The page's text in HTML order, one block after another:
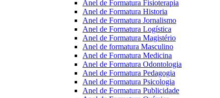
Anel de Formatura Fisioterapia
Anel de Formatura Historia
Anel de Formatura Jornalismo
Anel de Formatura Logística
Anel de Formatura Magistério
Anel de formatura Masculino
Anel de Formatura Medicina
Anel de Formatura Odontologia
Anel de Formatura Pedagogia
Anel de Formatura Psicologia
Anel de Formatura Publicidade